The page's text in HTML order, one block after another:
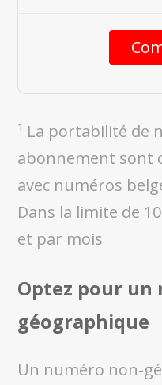
¹ La portabilité de
abonnement sont
avec numéros
Dans la limite de
et par mois
Optez pour un
géographique
Un numéro non-